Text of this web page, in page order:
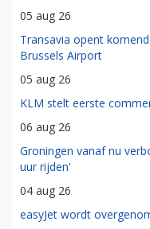
05 aug 26
Transavia opent
Brussels Airport
05 aug 26
KLM stelt eerste
06 aug 26
Groningen vanaf nu
uur rijden'
04 aug 26
easyJet wordt